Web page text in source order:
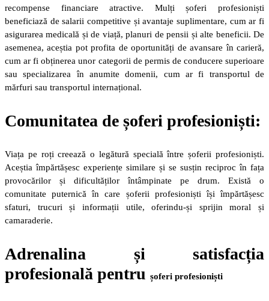
recompense financiare atractive. Mulți șoferi profesioniști
beneficiază de salarii competitive și avantaje suplimentare, cum ar fi
asigurarea medicală și de viață, planuri de pensii și alte beneficii. De
asemenea, aceștia pot profita de oportunități de avansare în carieră,
cum ar fi obținerea unor categorii de permis de conducere superioare
sau specializarea în anumite domenii, cum ar fi transportul de
mărfuri sau transportul internațional.
Comunitatea de șoferi profesioniști:
Viața pe roți creează o legătură specială între șoferii profesioniști.
Aceștia împărtășesc experiențe similare și se susțin reciproc în fața
provocărilor și dificultăților întâmpinate pe drum. Există o
comunitate puternică în care șoferii profesioniști își împărtășesc
sfaturi, trucuri și informații utile, oferindu-și sprijin moral și
camaraderie.
Adrenalina și satisfacția
profesională pentru șoferi profesioniști